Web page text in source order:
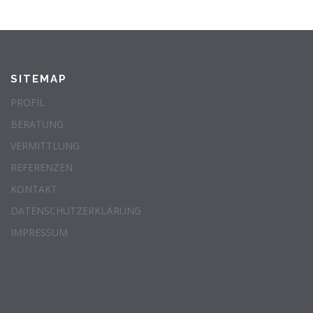
SITEMAP
PROFIL
BERATUNG
VERMITTLUNG
REFERENZEN
KONTAKT
DATENSCHUTZERKLÄRUNG
IMPRESSUM